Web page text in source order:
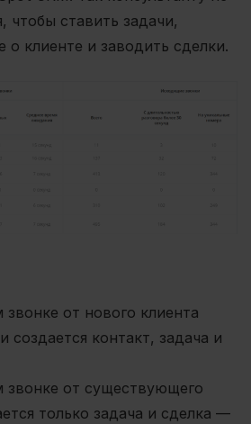
чтобы ставить задачи,
о клиенте и заводить сделки.
от нового клиента
создается контакт, задача и
звонке от существующего
только задача и сделка —